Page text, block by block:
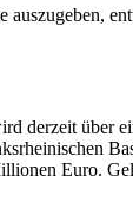
auszugeben,
derzeit über
Euro.